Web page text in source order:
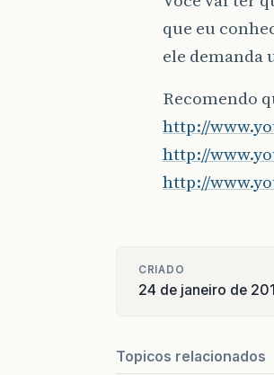
que eu
ele demanda
Recomendo
http://
http://
http://
CRIADO
24 de janeiro de
Topicos relacionados